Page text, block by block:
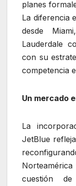
planes
La diferencia
desde
Lauderdale
con su
competencia
Un mercado
La
JetBlue
cuestión